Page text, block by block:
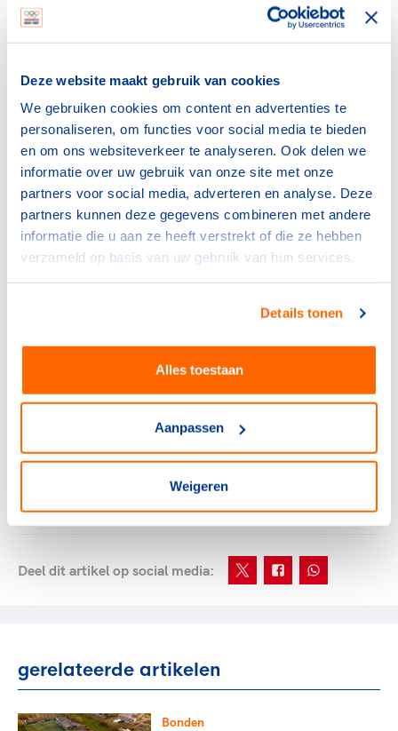
Deze website maakt gebruik van cookies
We gebruiken cookies om content en advertenties te
personaliseren, om functies voor social media te bieden
en om ons websiteverkeer te analyseren. Ook delen we
informatie over uw gebruik van onze site met onze
partners voor social media, adverteren en analyse. Deze
partners kunnen deze gegevens combineren met andere
informatie die u aan ze heeft verstrekt of die ze hebben
verzameld op basis van uw gebruik van hun services.
Details tonen
Alles toestaan
Aanpassen
Weigeren
- Het maken en behalen van genderdiverse
doelstellingen
- Hoe divers is jouw arbitrerend corps?
- Hoe zorg ik bij mijn sportclubs voor een optimale
samenstelling van het bestuur?
- Hoe maak ik eigen sport specifieke
diversiteitsbeleid?
11.30 tot 11.50 uur:Gezamenlijke ondertekening
aandacht geschonken aan het nieuw opgestelde
doen hiermee een eerste aanzet tot het concreet
ondertekenen van dit charter kan elke
sportorganisatie zijn eigen ambities aangeven op
concrete doelstellingen gaan formuleren
11.50 tot 12.00 uur:Afsluiting
Deel dit artikel op social media:
gerelateerde artikelen
Bonden